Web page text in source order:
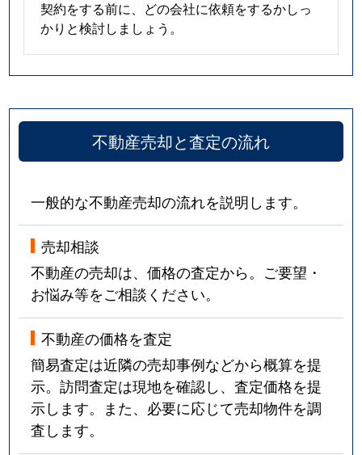
契約をする前に、どの会社に依頼をするかしっ
かりと検討しましょう。
不動産売却と査定の流れ
一般的な不動産売却の流れを説明します。
売却相談
不動産の売却は、価格の査定から。ご要望・
お悩み等をご相談ください。
不動産の価格を査定
簡易査定は近隣の売却事例などから概算を提
示。訪問査定は現地を確認し、査定価格を提
示します。また、必要に応じて売却物件を調
査します。